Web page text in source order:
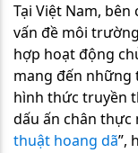
Tại Việt Nam,
vấn đề môi
hợp hoạt động
mang đến những
hình thức truyền
dấu ấn chân thực
thuật hoang dã”,